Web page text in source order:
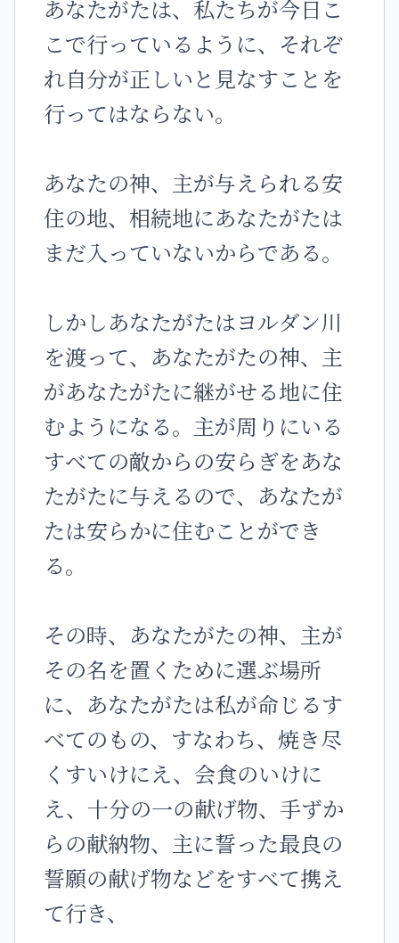
あなたがたは、私たちが今日こ
こで行っているように、それぞ
れ自分が正しいと見なすことを
行ってはならない。
あなたの神、主が与えられる安
住の地、相続地にあなたがたは
まだ入っていないからである。
しかしあなたがたはヨルダン川
を渡って、あなたがたの神、主
があなたがたに継がせる地に住
むようになる。主が周りにいる
すべての敵からの安らぎをあな
たがたに与えるので、あなたが
たは安らかに住むことができ
る。
その時、あなたがたの神、主が
その名を置くために選ぶ場所
に、あなたがたは私が命じるす
べてのもの、すなわち、焼き尽
くすいけにえ、会食のいけに
え、十分の一の献げ物、手ずか
らの献納物、主に誓った最良の
誓願の献げ物などをすべて携え
て行き、